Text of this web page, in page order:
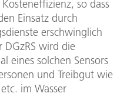
so dass
Einsatz durch
erschwinglich
wird die
eines solchen Sensors
und Treibgut wie
im Wasser